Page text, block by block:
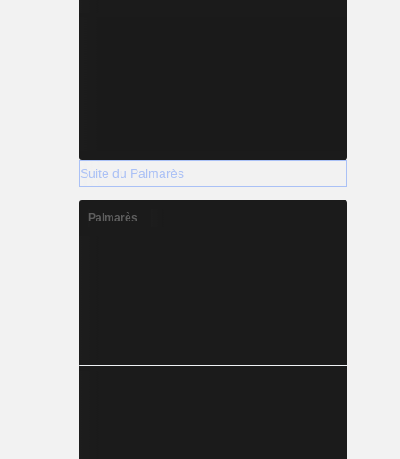
Suite du Palmarès
Palmarès